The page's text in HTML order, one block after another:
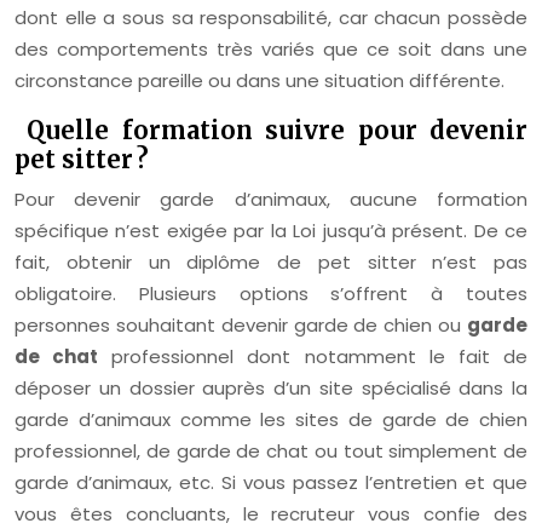
dont elle a sous sa responsabilité, car chacun possède
des comportements très variés que ce soit dans une
circonstance pareille ou dans une situation différente.
Quelle formation suivre pour devenir
pet sitter ?
Pour devenir garde d’animaux, aucune formation
spécifique n’est exigée par la Loi jusqu’à présent. De ce
fait, obtenir un diplôme de pet sitter n’est pas
obligatoire. Plusieurs options s’offrent à toutes
personnes souhaitant devenir garde de chien ou garde
de chat professionnel dont notamment le fait de
déposer un dossier auprès d’un site spécialisé dans la
garde d’animaux comme les sites de garde de chien
professionnel, de garde de chat ou tout simplement de
garde d’animaux, etc. Si vous passez l’entretien et que
vous êtes concluants, le recruteur vous confie des